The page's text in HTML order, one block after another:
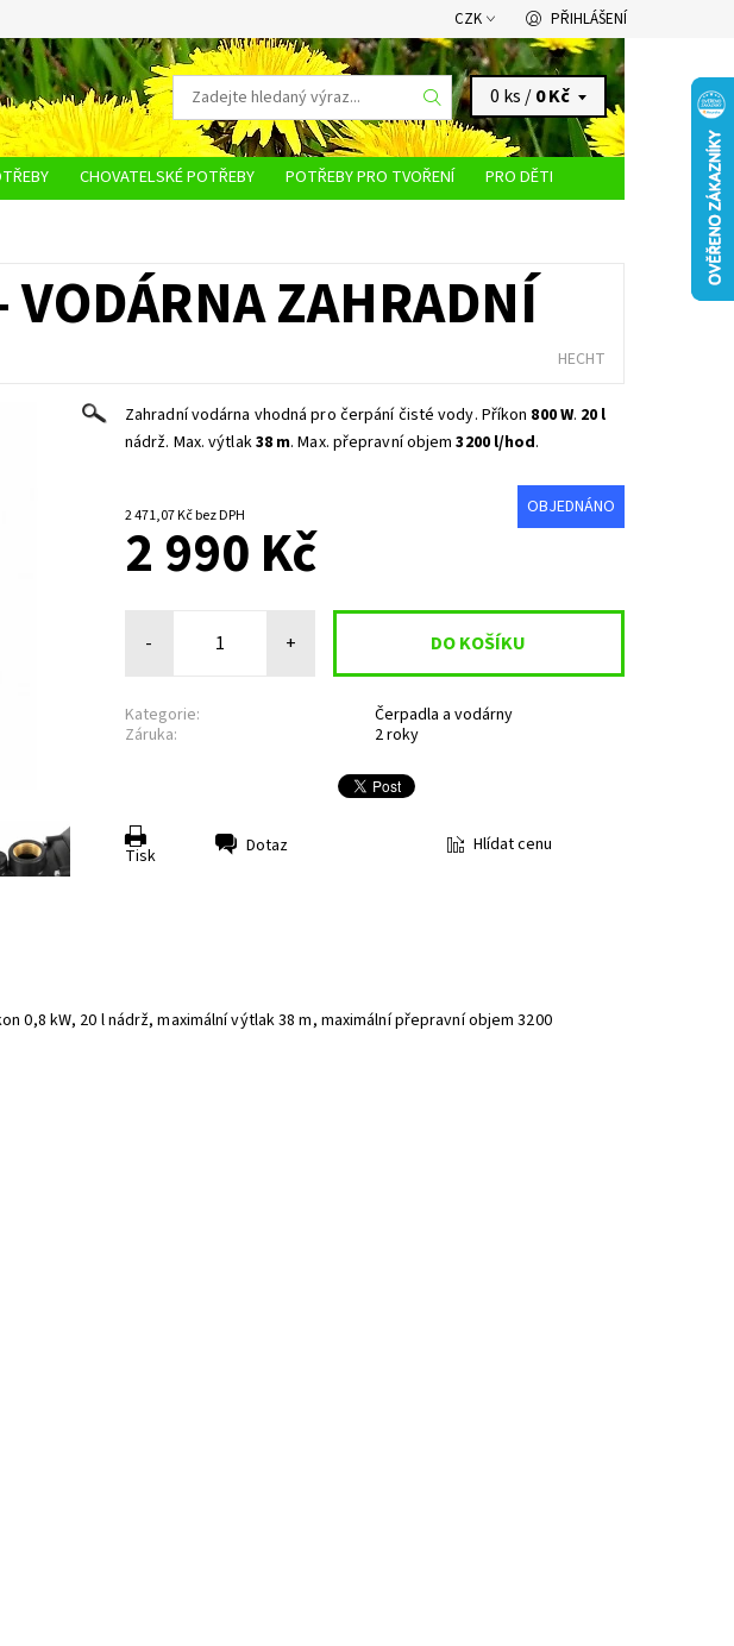
CZK PŘIHLÁŠENÍ
0 ks /0 Kč
CHOVATELSKÉ POTŘEBY POTŘEBY PRO TVOŘENÍ
PRO DĚTI
ZAHRADNÍ
HECHT
Zahradní vodárna vhodná pro čerpání čisté vody. Příkon 800 W. 20 l
nádrž. Max. výtlak38 m. Max. přepravní objem3200 l/hod.
2 471,07 Kč bez DPH OBJEDNÁNO
2 990 Kč
- +
Kategorie:
Čerpadla a vodárny
Záruka:
2 roky
Tisk Dotaz Hlídat cenu
0,8 kW, 20 l nádrž, maximální výtlak 38 m, maximální přepravní objem 3200